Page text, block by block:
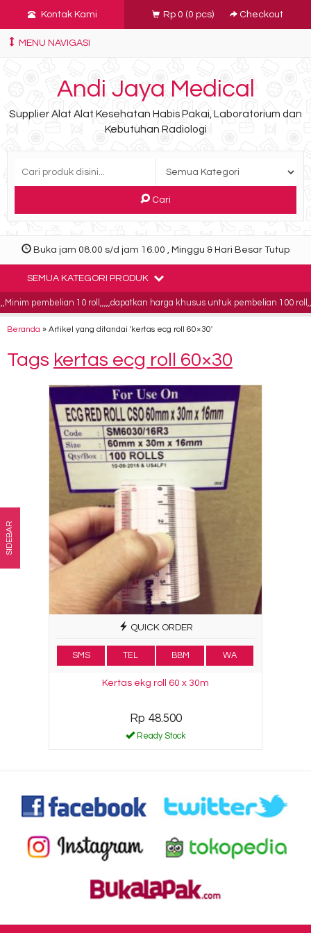
Kontak Kami Rp 0 (0 pcs) Checkout
MENU NAVIGASI
Andi Jaya Medical
Supplier Alat Alat Kesehatan Habis Pakai, Laboratorium dan
Kebutuhan Radiologi
Cari
Buka jam 08.00 s/d jam 16.00 , Minggu & Hari Besar Tutup
SEMUA KATEGORI PRODUK
pembelian 10 roll,,,,,dapatkan harga khusus untuk pembelian 100
Beranda » Artikel yang ditandai 'kertas ecg roll 60×30'
Tags kertas ecg roll 60×30
QUICK ORDER
SMS TEL BBM WA
Kertas ekg roll 60 x 30m
Rp 48.500
Ready Stock
SIDEBAR